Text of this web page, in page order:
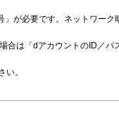
が必要です。ネットワーク
合は「dアカウントのID／パ
い。